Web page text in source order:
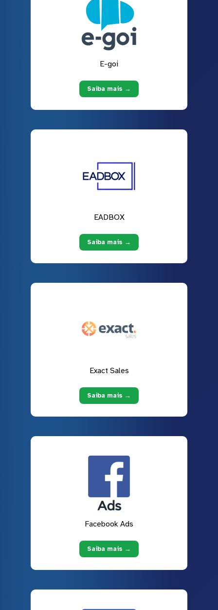
E-goi
Saiba mais →
EADBOX
Saiba mais →
Exact Sales
Saiba mais →
Facebook Ads
Saiba mais →